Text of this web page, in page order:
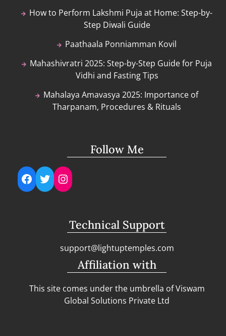
How to Perform Lakshmi Puja at Home: Step-by-
Step Diwali Guide
Paathaala Ponniamman Kovil
Mahashivratri 2025: Step-by-Step Guide for Puja
Vidhi and Fasting Tips
Mahalaya Amavasya 2025: Importance of
Tharpanam, Procedures & Rituals
Follow Me
Facebook
TwitterInstagram
Technical Support
support@lightuptemples.com
Affiliation with
This site comes under the umbrella of Viswam
Global Solutions Private Ltd